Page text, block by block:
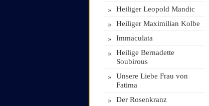
» Heiliger Leopold Mandic
» Heiliger Maximilian Kolbe
» Immaculata
»
Heilige Bernadette
Soubirous
»
Unsere Liebe Frau von
Fatima
» Der Rosenkranz